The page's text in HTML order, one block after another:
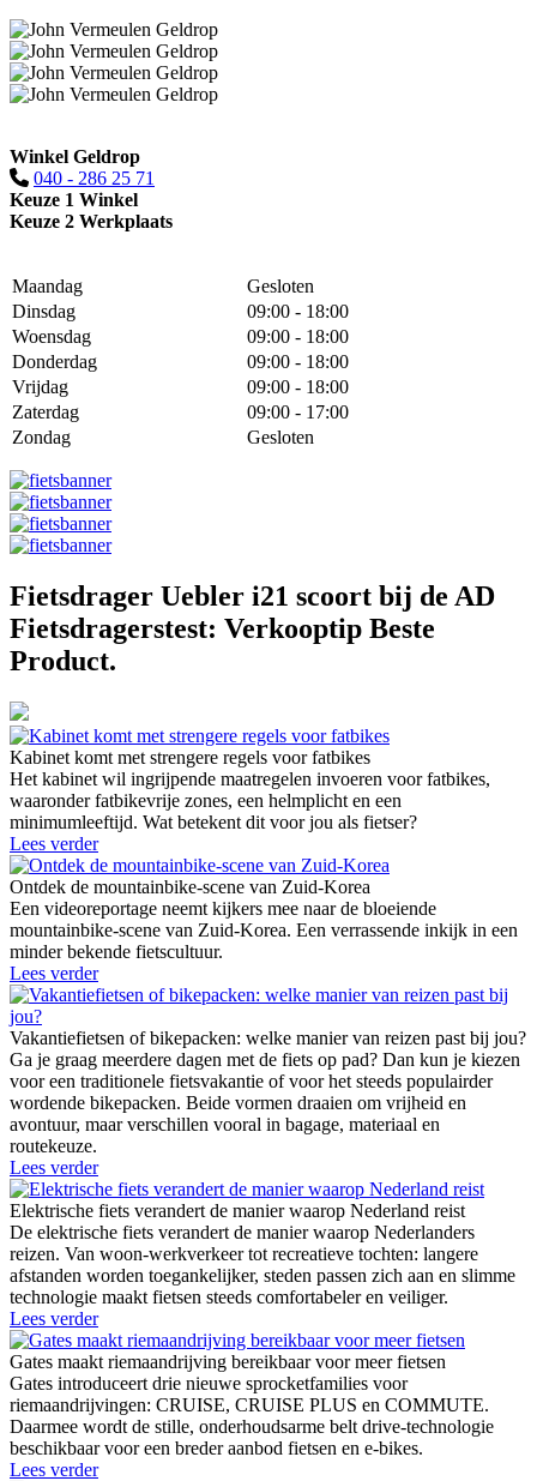
Winkel Geldrop
040 - 286 25 71
Keuze 1 Winkel
Keuze 2 Werkplaats
Maandag
Gesloten
Dinsdag
09:00 - 18:00
Woensdag
09:00 - 18:00
Donderdag
09:00 - 18:00
Vrijdag
09:00 - 18:00
Zaterdag
09:00 - 17:00
Zondag
Gesloten
Fietsdrager Uebler i21 scoort bij de AD
Fietsdragerstest: Verkooptip Beste
Product.
Kabinet komt met strengere regels voor fatbikes
Het kabinet wil ingrijpende maatregelen invoeren voor fatbikes,
waaronder fatbikevrije zones, een helmplicht en een
minimumleeftijd. Wat betekent dit voor jou als fietser?
Lees verder
Ontdek de mountainbike-scene van Zuid-Korea
Een videoreportage neemt kijkers mee naar de bloeiende
mountainbike-scene van Zuid-Korea. Een verrassende inkijk in een
minder bekende fietscultuur.
Lees verder
Vakantiefietsen of bikepacken: welke manier van reizen past bij jou?
Ga je graag meerdere dagen met de fiets op pad? Dan kun je kiezen
voor een traditionele fietsvakantie of voor het steeds populairder
wordende bikepacken. Beide vormen draaien om vrijheid en
avontuur, maar verschillen vooral in bagage, materiaal en
routekeuze.
Lees verder
Elektrische fiets verandert de manier waarop Nederland reist
De elektrische fiets verandert de manier waarop Nederlanders
reizen. Van woon-werkverkeer tot recreatieve tochten: langere
afstanden worden toegankelijker, steden passen zich aan en slimme
technologie maakt fietsen steeds comfortabeler en veiliger.
Lees verder
Gates maakt riemaandrijving bereikbaar voor meer fietsen
Gates introduceert drie nieuwe sprocketfamilies voor
riemaandrijvingen: CRUISE, CRUISE PLUS en COMMUTE.
Daarmee wordt de stille, onderhoudsarme belt drive-technologie
beschikbaar voor een breder aanbod fietsen en e-bikes.
Lees verder